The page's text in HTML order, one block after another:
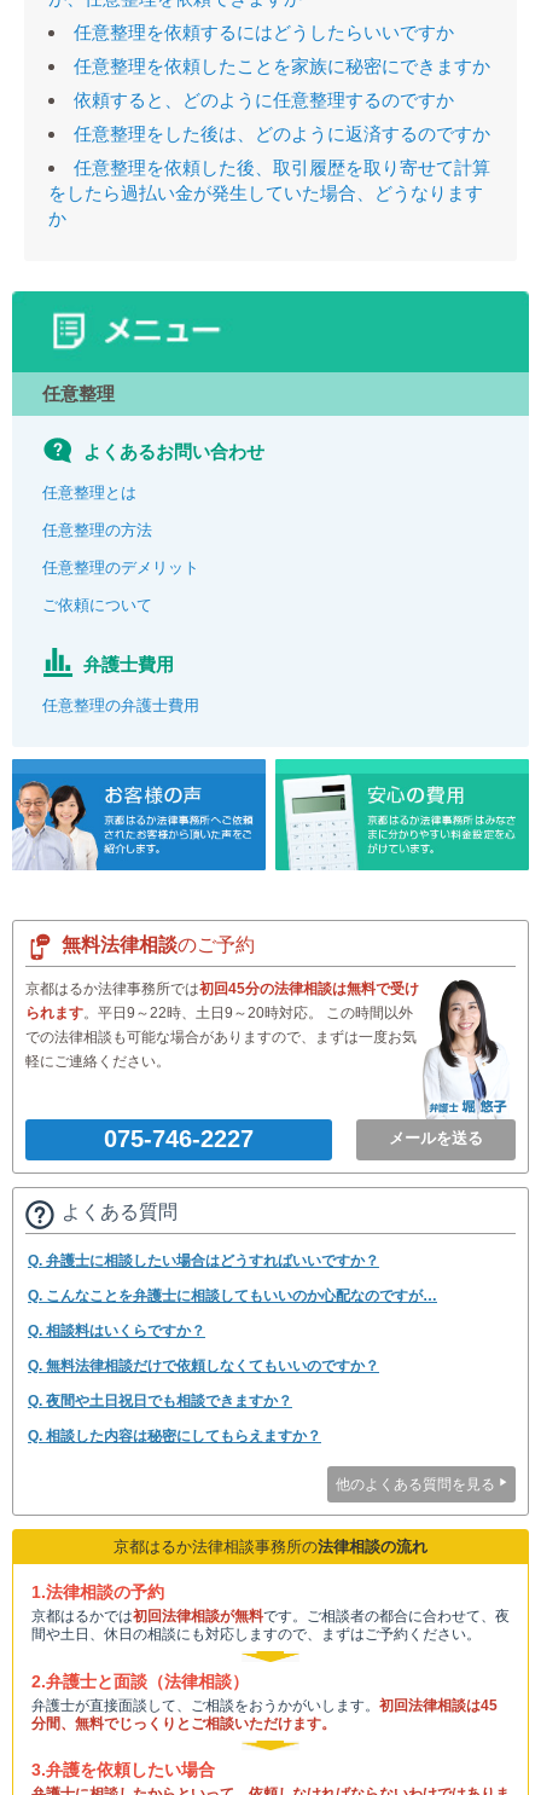
任意整理を依頼するにはどうしたらいいですか
任意整理を依頼したことを家族に秘密にできますか
依頼すると、どのように任意整理するのですか
任意整理をした後は、どのように返済するのですか
任意整理を依頼した後、取引履歴を取り寄せて計算
をしたら過払い金が発生していた場合、どうなります
か
任意整理
よくあるお問い合わせ
任意整理とは
任意整理の方法
任意整理のデメリット
ご依頼について
弁護士費用
任意整理の弁護士費用
無料法律相談のご予約
京都はるか法律事務所では初回45分の法律相談は無料で受け
られます。平日9～22時、土日9～20時対応。 この時間以外
での法律相談も可能な場合がありますので、まずは一度お気
軽にご連絡ください。
075-746-2227 メールを送る
よくある質問
Q. 弁護士に相談したい場合はどうすればいいですか？
Q. こんなことを弁護士に相談してもいいのか心配なのですが…
Q. 相談料はいくらですか？
Q. 無料法律相談だけで依頼しなくてもいいのですか？
Q. 夜間や土日祝日でも相談できますか？
Q. 相談した内容は秘密にしてもらえますか？
他のよくある質問を見る
京都はるか法律相談事務所の法律相談の流れ
1.法律相談の予約
京都はるかでは初回法律相談が無料です。ご相談者の都合に合わせて、夜
間や土日、休日の相談にも対応しますので、まずはご予約ください。
2.弁護士と面談（法律相談）
弁護士が直接面談して、ご相談をおうかがいします。 初回法律相談は45
分間、無料でじっくりとご相談いただけます。
3.弁護を依頼したい場合